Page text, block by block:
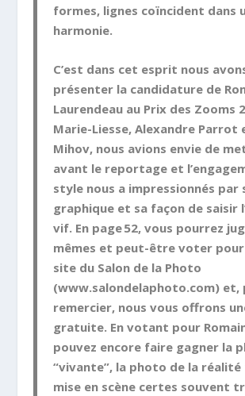
formes, lignes coïncident dans
harmonie.
C’est dans cet esprit nous
présenter la candidature de
Laurendeau au Prix des Zooms
Marie-Liesse, Alexandre Parrot
Mihov, nous avions envie de
avant le reportage et
style nous a impressionnés par
graphique et sa façon de saisir
vif. En page 52, vous pourrez
mêmes et peut-être voter pour
site du Salon de la Photo
(www.salondelaphoto.com) et,
remercier, nous vous offrons
gratuite. En votant pour
pouvez encore faire gagner la
“vivante”, la photo de la réalité
mise en scène certes souvent